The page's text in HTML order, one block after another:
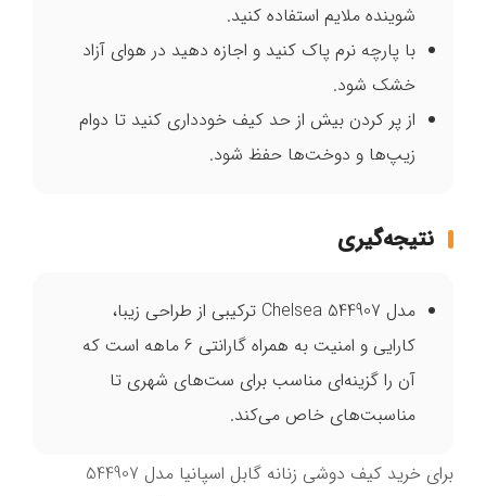
شوینده ملایم استفاده کنید.
با پارچه نرم پاک کنید و اجازه دهید در هوای آزاد
خشک شود.
از پر کردن بیش از حد کیف خودداری کنید تا دوام
زیپ‌ها و دوخت‌ها حفظ شود.
نتیجه‌گیری
مدل Chelsea 544907 ترکیبی از طراحی زیبا،
کارایی و امنیت به همراه گارانتی 6 ماهه است که
آن را گزینه‌ای مناسب برای ست‌های شهری تا
مناسبت‌های خاص می‌کند.
برای خرید کیف دوشی زنانه گابل اسپانیا مدل 544907